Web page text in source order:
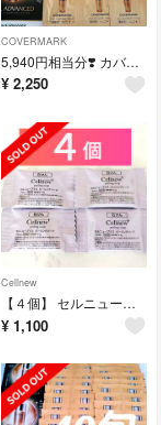
COVERMARK
5,940円相当分❣️ カバーマーク セルアドバンスト セラムWS 20包
¥ 2,250
Cellnew
【４個】 セルニュープラス ピーリングソープ サンプル ミニサイズ
¥ 1,100